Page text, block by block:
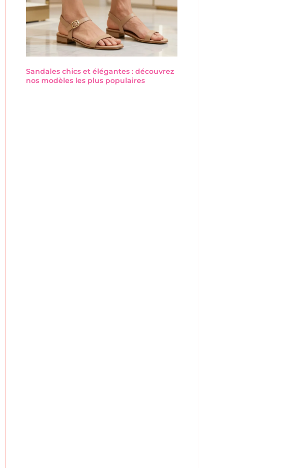
Sandales chics et élégantes : découvrez
nos modèles les plus populaires